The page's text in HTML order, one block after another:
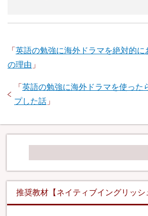
「 英語の勉強に海外ドラマを絶対的に
の理由 」
「 英語の勉強に海外ドラマを使った
プした話 」
推奨教材【ネイティブイングリッシ